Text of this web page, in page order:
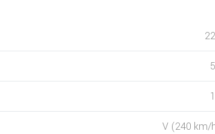
V (240 km/